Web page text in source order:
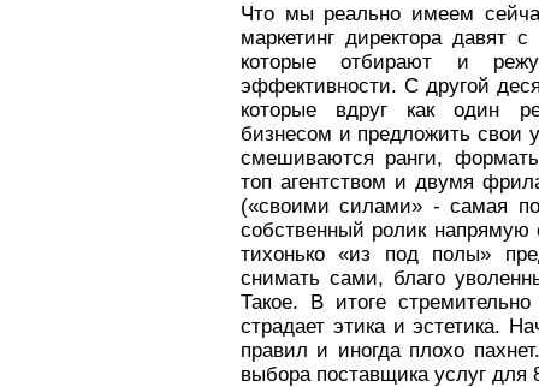
Что мы реально имеем
маркетинг директора давят
которые отбирают и
эффективности. С другой
которые вдруг как один
бизнесом и предложить свои
смешиваются ранги,
топ агентством и двумя
(«своими силами» - самая
собственный ролик
тихонько «из под полы»
снимать сами, благо
Такое. В итоге
страдает этика и эстетика.
правил и иногда плохо
выбора поставщика услуг для